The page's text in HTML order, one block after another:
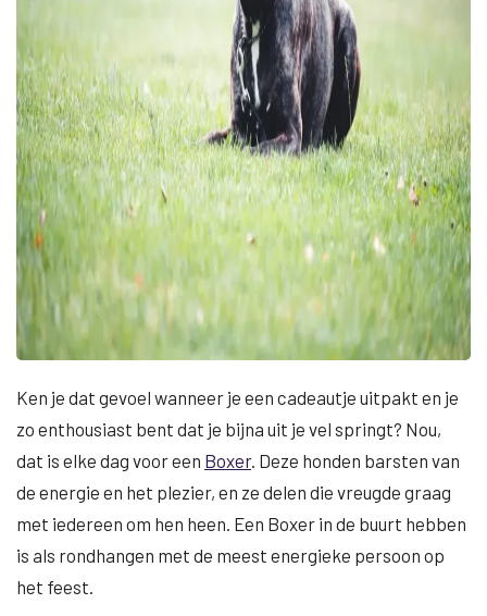
Ken je dat gevoel wanneer je een cadeautje uitpakt en je
zo enthousiast bent dat je bijna uit je vel springt? Nou,
dat is elke dag voor een Boxer. Deze honden barsten van
de energie en het plezier, en ze delen die vreugde graag
met iedereen om hen heen. Een Boxer in de buurt hebben
is als rondhangen met de meest energieke persoon op
het feest.